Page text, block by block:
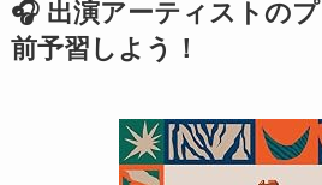
🎧 出演アーティストの
前予習しよう！